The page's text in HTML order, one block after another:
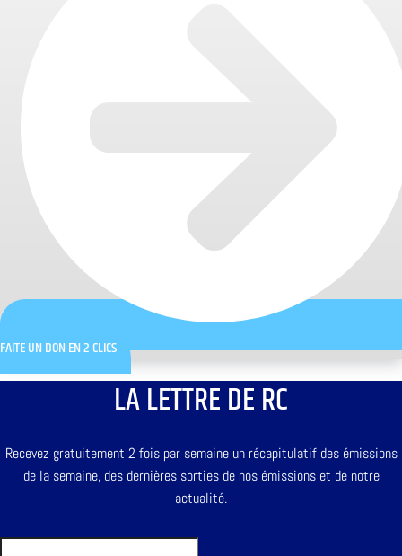
FAITE UN DON EN 2 CLICS
LA LETTRE DE RC
Recevez gratuitement 2 fois par semaine un récapitulatif des émissions
de la semaine, des dernières sorties de nos émissions et de notre
actualité.